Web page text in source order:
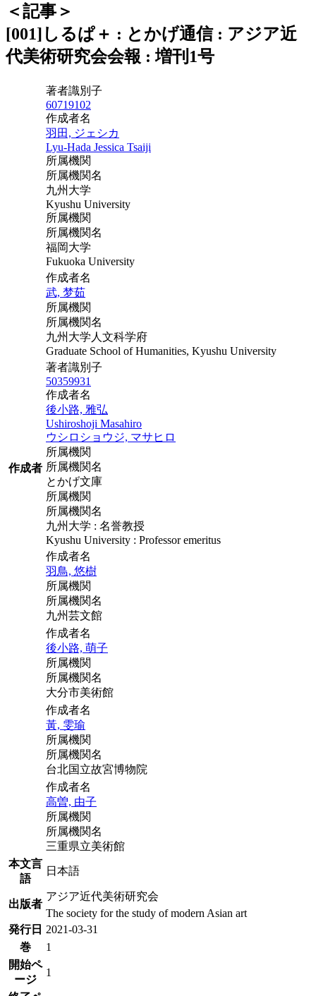
＜記事＞
[001]しるぱ＋ : とかげ通信 : アジア近
代美術研究会会報 : 増刊1号
作成者
著者識別子
60719102
作成者名
羽田, ジェシカ
Lyu-Hada Jessica Tsaiji
所属機関
所属機関名
九州大学
Kyushu University
所属機関
所属機関名
福岡大学
Fukuoka University
作成者名
武, 梦茹
所属機関
所属機関名
九州大学人文科学府
Graduate School of Humanities, Kyushu University
著者識別子
50359931
作成者名
後小路, 雅弘
Ushiroshoji Masahiro
ウシロショウジ, マサヒロ
所属機関
所属機関名
とかげ文庫
所属機関
所属機関名
九州大学 : 名誉教授
Kyushu University : Professor emeritus
作成者名
羽鳥, 悠樹
所属機関
所属機関名
九州芸文館
作成者名
後小路, 萌子
所属機関
所属機関名
大分市美術館
作成者名
黃, 雯瑜
所属機関
所属機関名
台北国立故宮博物院
作成者名
高曽, 由子
所属機関
所属機関名
三重県立美術館
本文言
語
日本語
出版者
アジア近代美術研究会
The society for the study of modern Asian art
発行日 2021-03-31
巻
1
開始ペ
ージ
1